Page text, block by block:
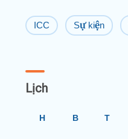
ICC Sự kiện
Lịch
H B T